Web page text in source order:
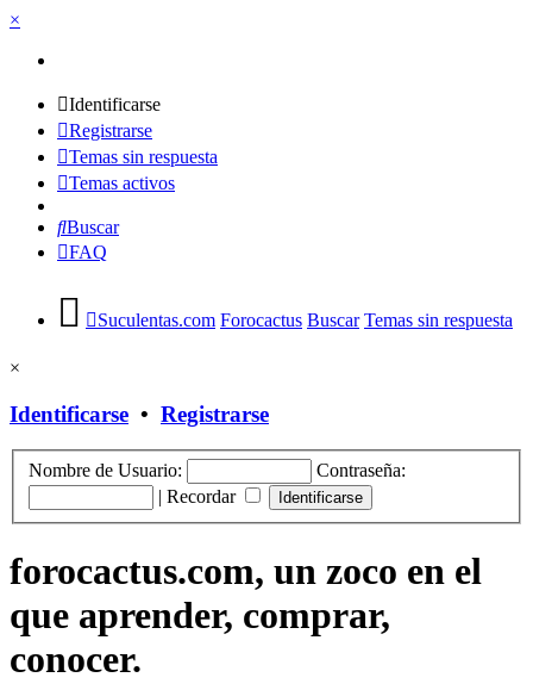
×
Identificarse
Registrarse
Temas sin respuesta
Temas activos
Buscar
FAQ
Suculentas.com Forocactus Buscar Temas sin respuesta
×
Identificarse • Registrarse
Nombre de Usuario:
Contraseña:
| Recordar
forocactus.com, un zoco en el
que aprender, comprar,
conocer.